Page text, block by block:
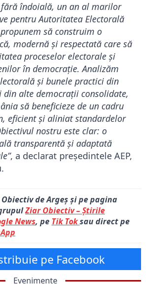
fără îndoială, un an al marilor
pentru Autoritatea Electorală
să construim o
modernă şi respectată care să
proceselor electorale şi
în democraţie. Analizăm
şi bunele practici din
din alte democraţii consolidate,
să beneficieze de un cadru
eficient şi aliniat standardelor
nostru este clar: o
transparentă şi adaptată
, a declarat președintele AEP,
de Argeș și pe pagina
Ziar Obiectiv – Știrile
News, pe Tik Toksau direct pe
pe Facebook
Evenimente